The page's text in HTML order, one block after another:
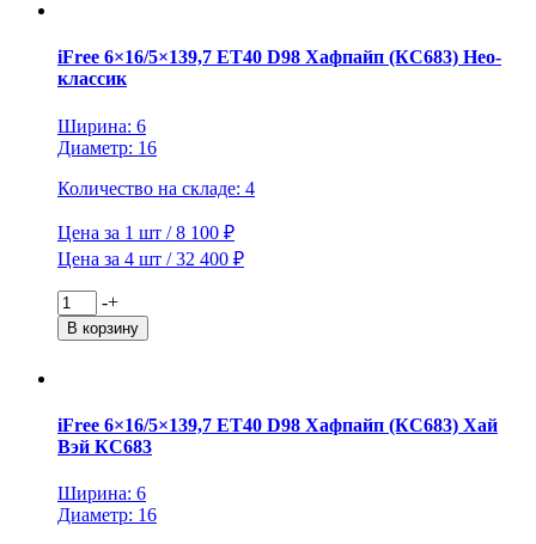
Тайга
(КЛ251)
iFree 6×16/5×139,7 ET40 D98 Хафпайп (КС683) Нео-
классик
Ширина: 6
Диаметр: 16
Количество на складе: 4
Цена за 1 шт / 8 100 ₽
Цена за 4 шт / 32 400 ₽
Количество
товара
iFree
Хафпайп
(КС683)
классик
-+
В корзину
iFree 6×16/5×139,7 ET40 D98 Хафпайп (КС683) Хай
Вэй КС683
Ширина: 6
Диаметр: 16